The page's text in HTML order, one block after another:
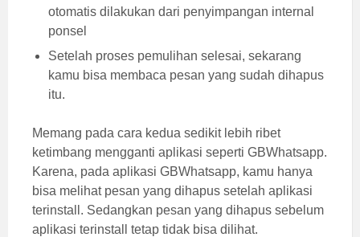
otomatis dilakukan dari penyimpangan internal
ponsel
Setelah proses pemulihan selesai, sekarang
kamu bisa membaca pesan yang sudah dihapus
itu.
Memang pada cara kedua sedikit lebih ribet
ketimbang mengganti aplikasi seperti GBWhatsapp.
Karena, pada aplikasi GBWhatsapp, kamu hanya
bisa melihat pesan yang dihapus setelah aplikasi
terinstall. Sedangkan pesan yang dihapus sebelum
aplikasi terinstall tetap tidak bisa dilihat.